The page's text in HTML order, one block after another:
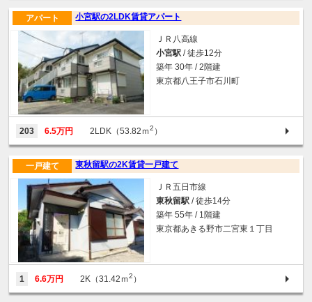
小宮駅の2LDK賃貸アパート
アパート
ＪＲ八高線
小宮駅 / 徒歩12分
築年 30年 / 2階建
東京都八王子市石川町
203 6.5万円 2LDK（53.82ｍ2 ）
東秋留駅の2K賃貸一戸建て
一戸建て
ＪＲ五日市線
東秋留駅 / 徒歩14分
築年 55年 / 1階建
東京都あきる野市二宮東１丁目
1 6.6万円 2K（31.42ｍ2 ）